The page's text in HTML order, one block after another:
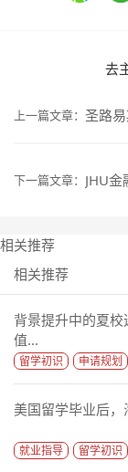
去
上一篇文章： 圣路
下一篇文章： JHU金
相关推荐
相关推荐
背景提升中的夏
值...
留学初识 申请规划
美国留学毕业后
就业指导 留学初识